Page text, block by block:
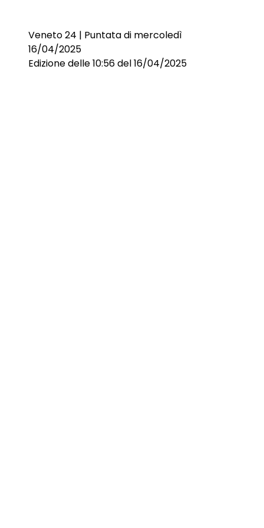
Veneto 24 | Puntata di mercoledì
16/04/2025
Edizione delle 10:56 del 16/04/2025